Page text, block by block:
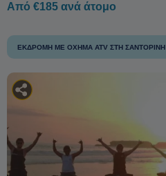
Από €185 ανά άτομο
ΕΚΔΡΟΜΉ ΜΕ ΌΧΗΜΑ ATV ΣΤΗ ΣΑΝΤΟΡΊΝΗ